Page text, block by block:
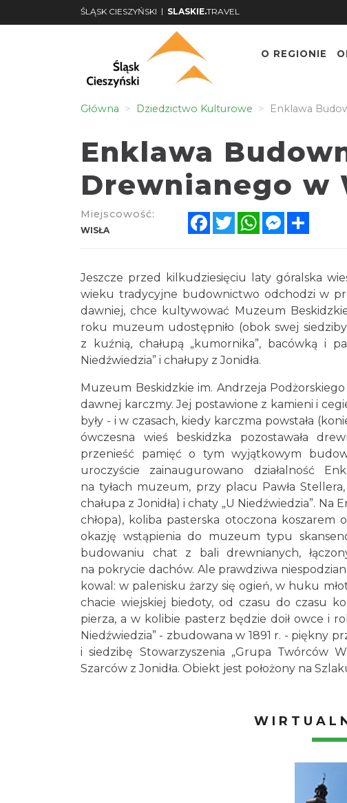
ŚLĄSK CIESZYŃSKI | SLASKIE.TRAVEL
O REGIONIE
Główna Dziedzictwo Kulturowe Enklawa
Enklawa
Drewnianego w
Miejscowość:
WISŁA
FacebookTwitterWhatsAppMessenger
Jeszcze przed kilkudziesięciu laty góralska
wieku tradycyjne budownictwo odchodzi w
dawniej, chce kultywować Muzeum
roku muzeum udostępniło (obok swej
z kuźnią, chałupą „kumornika”, bacówką i
Niedźwiedzia” i chałupy z Jonidła.
Muzeum Beskidzkie im. Andrzeja
dawnej karczmy. Jej postawione z kamieni i
były - i w czasach, kiedy karczma powstała
ówczesna wieś beskidzka pozostawała
przenieść pamięć o tym wyjątkowym
uroczyście zainaugurowano działalność
na tyłach muzeum, przy placu Pawła
chałupa z Jonidła) i chaty „U Niedźwiedzia”.
chłopa), koliba pasterska otoczona koszarem
okazję wstąpienia do muzeum typu
budowaniu chat z bali drewnianych,
na pokrycie dachów. Ale prawdziwa
kowal: w palenisku żarzy się ogień, w huku
chacie wiejskiej biedoty, od czasu do czasu
pierza, a w kolibie pasterz będzie doił owce i
Niedźwiedzia” - zbudowana w 1891 r. - piękny
i siedzibę Stowarzyszenia „Grupa Twórców
Szarców z Jonidła. Obiekt jest położony na